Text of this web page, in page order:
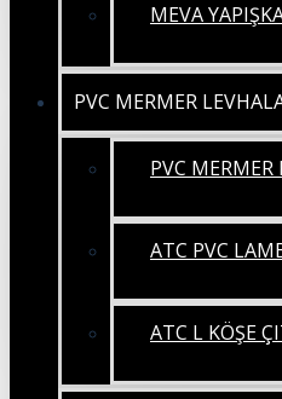
MEVA
PVC MERMER
PVC MERMER
ATC PVC
ATC L KÖŞE